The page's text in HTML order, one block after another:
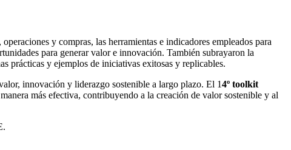
y compras, las herramientas e indicadores empleados para
para generar valor e innovación. También subrayaron la
prácticas y ejemplos de iniciativas exitosas y replicables.
innovación y liderazgo sostenible a largo plazo. El 14º toolkit
más efectiva, contribuyendo a la creación de valor sostenible y al